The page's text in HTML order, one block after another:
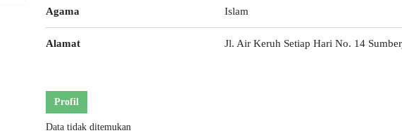
Agama Islam
Alamat Jl. Air Keruh Setiap Hari No. 14
Profil
Data tidak ditemukan